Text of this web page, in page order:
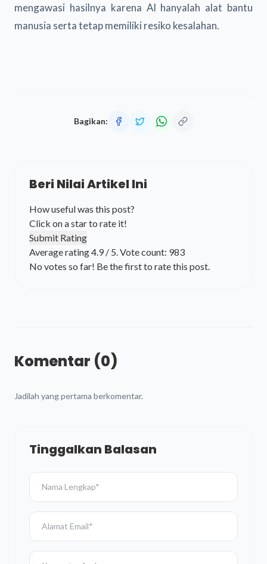
mengawasi hasilnya karena AI hanyalah alat bantu
manusia serta tetap memiliki resiko kesalahan.
Bagikan:
Beri Nilai Artikel Ini
How useful was this post?
Click on a star to rate it!
Submit Rating
Average rating4.9/ 5. Vote count: 983
No votes so far! Be the first to rate this post.
Komentar (0)
Jadilah yang pertama berkomentar.
Tinggalkan Balasan